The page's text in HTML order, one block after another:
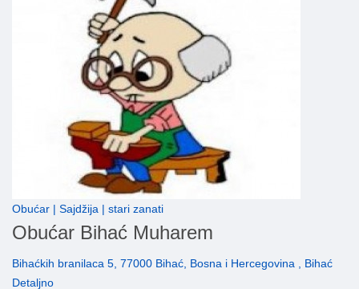
Obućar | Sajdžija | stari zanati
Obućar Bihać Muharem
Bihaćkih branilaca 5, 77000 Bihać, Bosna i Hercegovina , Bihać
Detaljno